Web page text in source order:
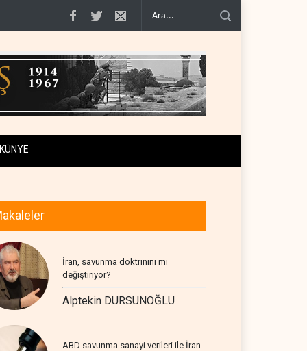
Trump, mühimmat krizini ifşa edenleri tehdit etti..
KÜNYE
İran, savunma doktrinini mi
değiştiriyor?
Alptekin DURSUNOĞLU
ABD savunma sanayi verileri ile İran